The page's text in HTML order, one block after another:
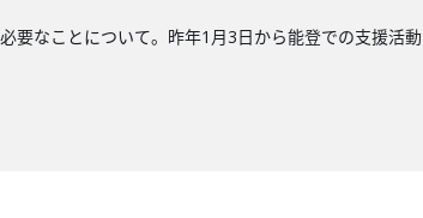
要なことについて。昨年1月3日から能登での支援活